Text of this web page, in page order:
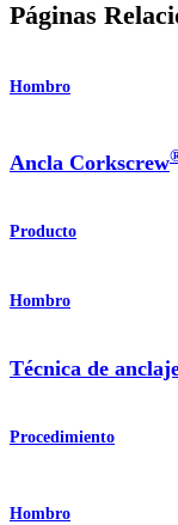
Páginas
Hombro
Ancla Corkscrew
Producto
Hombro
Técnica de
Procedimiento
Hombro